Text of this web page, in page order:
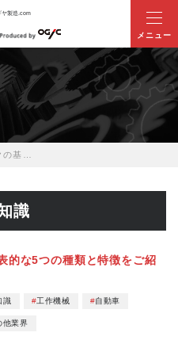
ヤ製造.com
識
的な5つの種類と特徴をご紹
識 工作機械 自動車
他業界